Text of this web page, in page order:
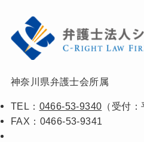
神奈川県弁護士会所属
TEL： 0466-53-9340 （受付
FAX：0466-53-9341